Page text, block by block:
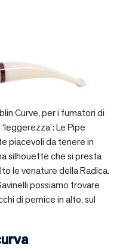
Curve, per i fumatori di
Le Pipe
piacevoli da tenere in
silhouette che si presta
le venature della Radica.
possiamo trovare
di pernice in alto, sul